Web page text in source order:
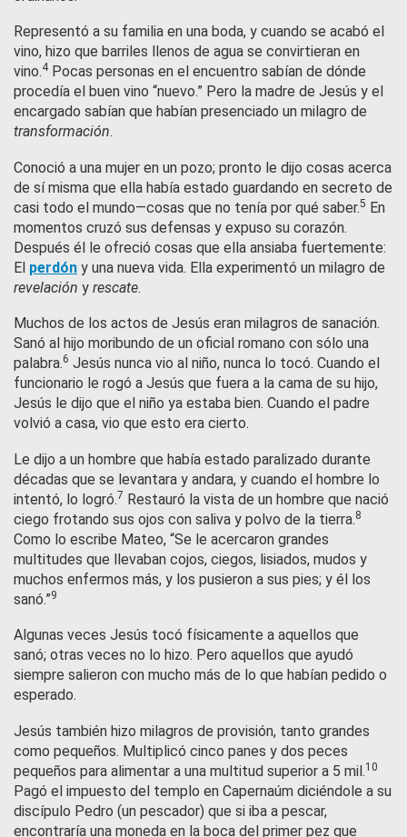
Representó a su familia en una boda, y cuando se acabó el
vino, hizo que barriles llenos de agua se convirtieran en
vino.4Pocas personas en el encuentro sabían de dónde
procedía el buen vino “nuevo.” Pero la madre de Jesús y el
encargado sabían que habían presenciado un milagro de
transformación.
Conoció a una mujer en un pozo; pronto le dijo cosas acerca
de sí misma que ella había estado guardando en secreto de
casi todo el mundo—cosas que no tenía por qué saber.5 En
momentos cruzó sus defensas y expuso su corazón.
Después él le ofreció cosas que ella ansiaba fuertemente:
El perdón y una nueva vida. Ella experimentó un milagro de
revelación y rescate.
Muchos de los actos de Jesús eran milagros de sanación.
Sanó al hijo moribundo de un oficial romano con sólo una
palabra.6 Jesús nunca vio al niño, nunca lo tocó. Cuando el
funcionario le rogó a Jesús que fuera a la cama de su hijo,
Jesús le dijo que el niño ya estaba bien. Cuando el padre
volvió a casa, vio que esto era cierto.
Le dijo a un hombre que había estado paralizado durante
décadas que se levantara y andara, y cuando el hombre lo
intentó, lo logró.7 Restauró la vista de un hombre que nació
ciego frotando sus ojos con saliva y polvo de la tierra.8
Como lo escribe Mateo, “Se le acercaron grandes
multitudes que llevaban cojos, ciegos, lisiados, mudos y
muchos enfermos más, y los pusieron a sus pies; y él los
sanó.”9
Algunas veces Jesús tocó físicamente a aquellos que
sanó; otras veces no lo hizo. Pero aquellos que ayudó
siempre salieron con mucho más de lo que habían pedido o
esperado.
Jesús también hizo milagros de provisión, tanto grandes
como pequeños. Multiplicó cinco panes y dos peces
pequeños para alimentar a una multitud superior a 5 mil.10
Pagó el impuesto del templo en Capernaúm diciéndole a su
discípulo Pedro (un pescador) que si iba a pescar,
encontraría una moneda en la boca del primer pez que